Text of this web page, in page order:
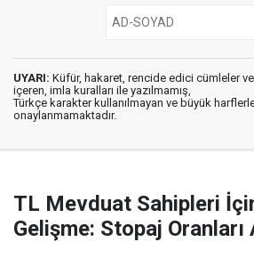
UYARI: Küfür, hakaret, rencide edici cümleler
içeren, imla kuralları ile yazılmamış,
Türkçe karakter kullanılmayan ve büyük
onaylanmamaktadır.
TL Mevduat Sahipleri
Gelişme: Stopaj Oranları